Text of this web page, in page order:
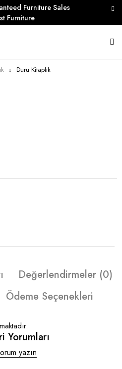
Furniture Sales
Furniture
Duru Kitaplık
Değerlendirmeler (0)
Ödeme Seçenekleri
Yorumları
yazın